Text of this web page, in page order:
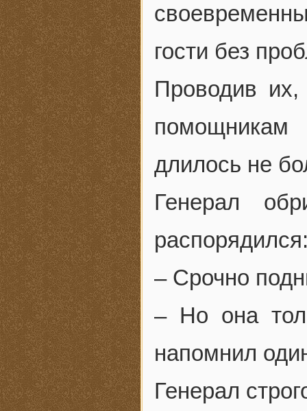
гости без
Проводив
длилось не
Генерал
– Срочно
– Но она
напомнил
Генерал